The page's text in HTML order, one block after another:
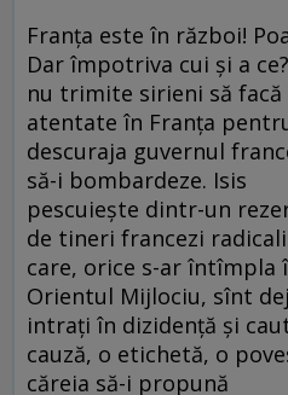
Franţa este în război!
Dar împotriva cui şi a
nu trimite sirieni să facă
atentate în Franţa
descuraja guvernul
să-i bombardeze. Isis
pescuieşte dintr-un
de tineri francezi
care, orice s-ar întîmpla
Orientul Mijlociu, sînt
intraţi în dizidenţă şi
cauză, o etichetă, o
căreia să-i propună